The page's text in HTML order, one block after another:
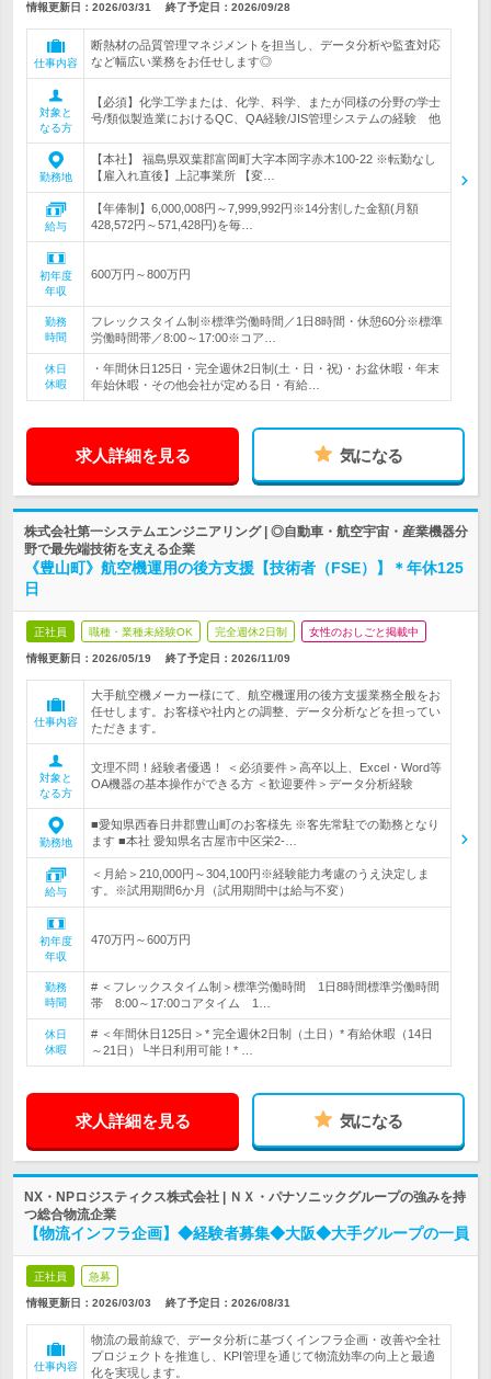
情報更新日：2026/03/31 終了予定日： 2026/09/28
仕事内容
断熱材の品質管理マネジメントを担当し、データ分析や監査対応
など幅広い業務をお任せします◎
対象と
なる方
【必須】化学工学または、化学、科学、またが同様の分野の学士
号/類似製造業におけるQC、QA経験/JIS管理システムの経験 他
勤務地
【本社】 福島県双葉郡富岡町大字本岡字赤木100-22 ※転勤なし
【雇入れ直後】上記事業所 【変…
給与
【年俸制】6,000,008円～7,999,992円※14分割した金額(月額
428,572円～571,428円)を毎…
初年度
年収
600万円～800万円
勤務
時間
フレックスタイム制※標準労働時間／1日8時間・休憩60分※標準
労働時間帯／8:00～17:00※コア…
休日
休暇
・年間休日125日・完全週休2日制(土・日・祝)・お盆休暇・年末
年始休暇・その他会社が定める日・有給…
求人詳細を見る 気になる
株式会社第一システムエンジニアリング | ◎自動車・航空宇宙・産業機器分
野で最先端技術を支える企業
《豊山町》航空機運用の後方支援【技術者（FSE）】＊年休125
日
正社員 職種・業種未経験OK 完全週休2日制 女性のおしごと掲載中
情報更新日：2026/05/19 終了予定日： 2026/11/09
仕事内容
大手航空機メーカー様にて、航空機運用の後方支援業務全般をお
任せします。お客様や社内との調整、データ分析などを担ってい
ただきます。
対象と
なる方
文理不問！経験者優遇！ ＜必須要件＞高卒以上、Excel・Word等
OA機器の基本操作ができる方 ＜歓迎要件＞データ分析経験
勤務地
■愛知県西春日井郡豊山町のお客様先 ※客先常駐での勤務となり
ます ■本社 愛知県名古屋市中区栄2-…
給与
＜月給＞210,000円～304,100円※経験能力考慮のうえ決定しま
す。※試用期間6か月（試用期間中は給与不変）
初年度
年収
470万円～600万円
勤務
時間
# ＜フレックスタイム制＞標準労働時間 1日8時間標準労働時間
帯 8:00～17:00コアタイム 1…
休日
休暇
# ＜年間休日125日＞* 完全週休2日制（土日）* 有給休暇（14日
～21日）└半日利用可能！* …
求人詳細を見る 気になる
NX・NPロジスティクス株式会社 | ＮＸ・パナソニックグループの強みを持
つ総合物流企業
【物流インフラ企画】◆経験者募集◆大阪◆大手グループの一員
正社員 急募
情報更新日：2026/03/03 終了予定日： 2026/08/31
仕事内容
物流の最前線で、データ分析に基づくインフラ企画・改善や全社
プロジェクトを推進し、KPI管理を通じて物流効率の向上と最適
化を実現します。